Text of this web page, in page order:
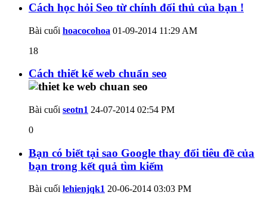
Cách học hỏi Seo từ chính đối thủ của bạn !
Bài cuối hoacocohoa 01-09-2014 11:29 AM
18
Cách thiết kế web chuẩn seo
Bài cuối seotn1 24-07-2014 02:54 PM
0
Bạn có biết tại sao Google thay đổi tiêu đề của
bạn trong kết quả tìm kiếm
Bài cuối lehienjqk1 20-06-2014 03:03 PM